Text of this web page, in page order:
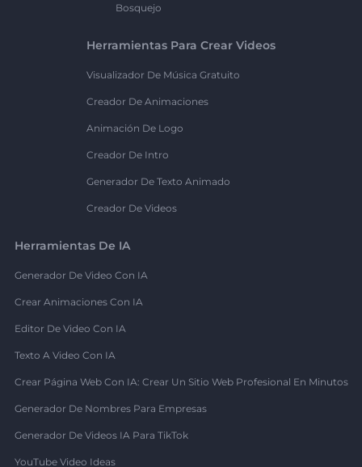
Bosquejo
Herramientas Para Crear Videos
Visualizador De Música Gratuito
Creador De Animaciones
Animación De Logo
Creador De Intro
Generador De Texto Animado
Creador De Videos
Herramientas De IA
Generador De Video Con IA
Crear Animaciones Con IA
Editor De Video Con IA
Texto A Video Con IA
Crear Página Web Con IA: Crear Un Sitio Web Profesional En Minutos
Generador De Nombres Para Empresas
Generador De Videos IA Para TikTok
YouTube Video Ideas